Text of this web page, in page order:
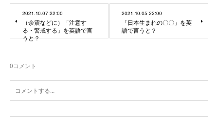
2021.10.07 22:00
（余震などに）「注意す
る・警戒する」を英語で言
うと？
2021.10.05 22:00
「日本生まれの〇〇」を英
語で言うと？
0コメント